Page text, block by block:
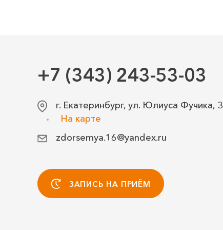
+7 (343) 243-53-03
г. Екатеринбург, ул. Юлиуса Фучика, 3
На карте
zdorsemya.16@yandex.ru
ЗАПИСЬ НА ПРИЁМ